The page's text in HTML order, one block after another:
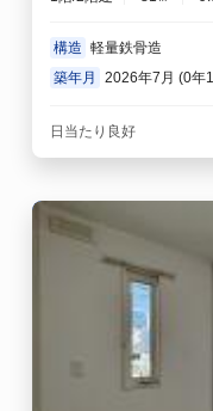
構造 軽量鉄骨造
築年月
2026年7月 (0年
日当たり良好